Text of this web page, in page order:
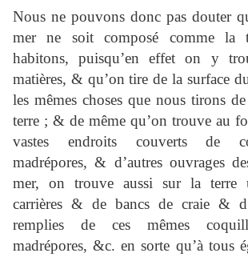
Nous ne pouvons donc pas douter
mer ne soit composé comme la
habitons, puisqu’en effet on y
matières, & qu’on tire de la surface
les mêmes choses que nous tirons
terre ; & de même qu’on trouve au
vastes endroits couverts de
madrépores, & d’autres ouvrages
mer, on trouve aussi sur la terre
carrières & de bancs de craie &
remplies de ces mêmes
madrépores, &c. en sorte qu’à tous